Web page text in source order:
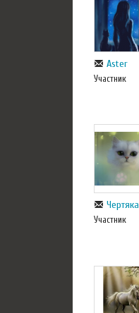
Aster
Участник
Чертяка
Участник